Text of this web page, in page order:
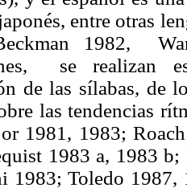
entre otras
1982,
se realizan
de las sílabas, de
las tendencias
1981, 1983;
1983 a, 1983
1983; Toledo 1987,